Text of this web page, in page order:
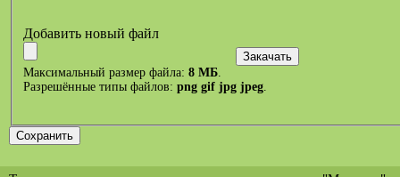
Добавить новый файл
Максимальный размер файла: 8 МБ
Разрешённые типы файлов: png gif jpg jpeg